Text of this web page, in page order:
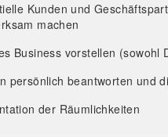
Kunden und
machen
Business vorstellen (sowohl
persönlich beantworten und
der Räumlichkeiten